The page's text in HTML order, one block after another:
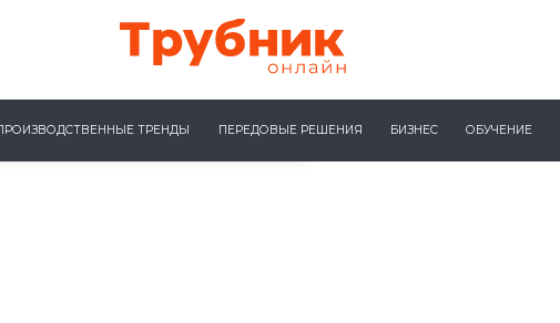
ТРЕНДЫ ПЕРЕДОВЫЕ РЕШЕНИЯ БИЗНЕС ОБУЧЕНИЕ